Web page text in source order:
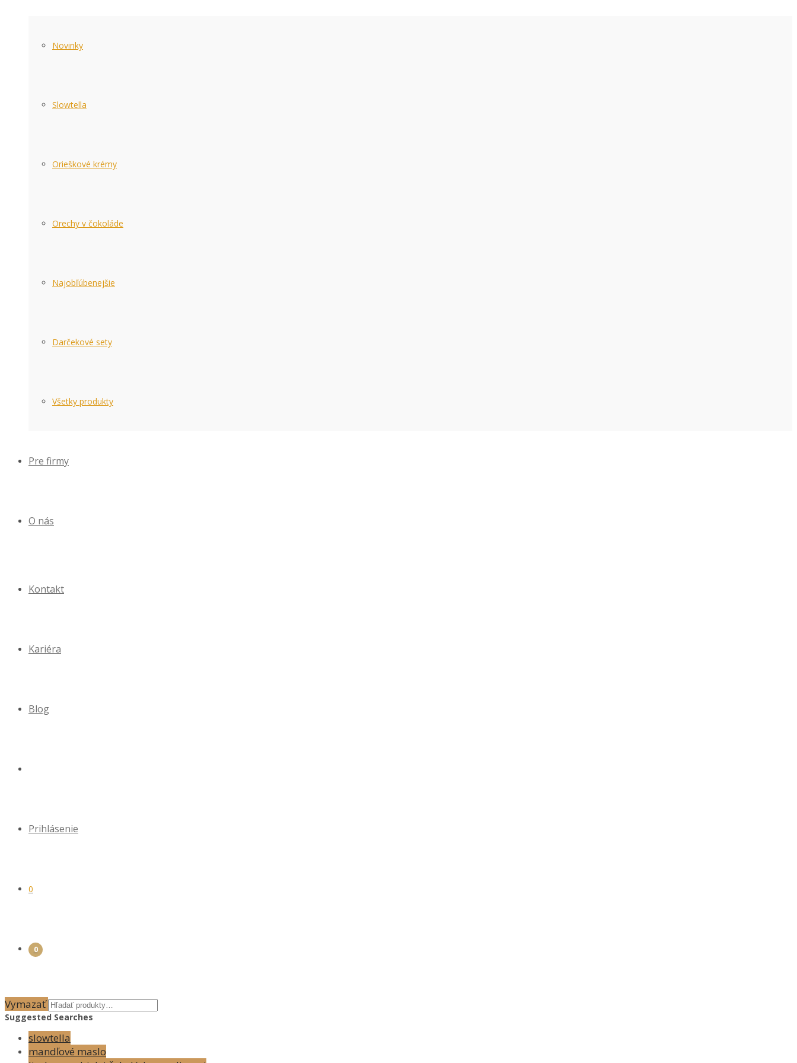
Novinky
Slowtella
Orieškové krémy
Orechy v čokoláde
Najobľúbenejšie
Darčekové sety
Všetky produkty
Pre firmy
O nás
Kontakt
Kariéra
Blog
Prihlásenie
0
0
Vymazať
Suggested Searches
slowtella
mandľové maslo